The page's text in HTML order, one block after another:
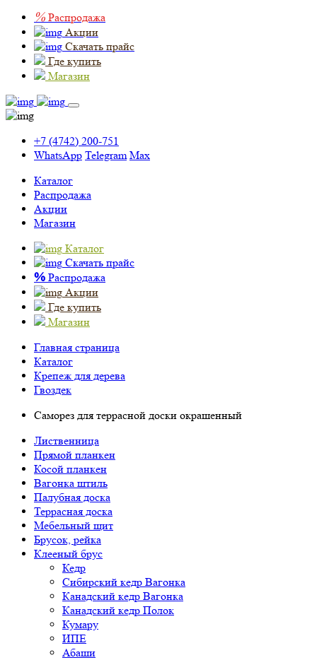
% Распродажа
Акции
Скачать прайс
Где купить
Магазин
+7 (4742) 200-751
WhatsApp Telegram Max
Каталог
Распродажа
Акции
Магазин
Каталог
Скачать прайс
% Распродажа
Акции
Где купить
Магазин
Главная страница
Каталог
Крепеж для дерева
Гвоздек
Саморез для террасной доски окрашенный
Лиственница
Прямой планкен
Косой планкен
Вагонка штиль
Палубная доска
Террасная доска
Мебельный щит
Брусок, рейка
Клееный брус
Кедр
Сибирский кедр Вагонка
Канадский кедр Вагонка
Канадский кедр Полок
Кумару
ИПЕ
Абаши